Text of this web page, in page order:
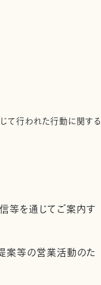
て行われた行動に関する
信等を通じてご案内す
案等の営業活動のた